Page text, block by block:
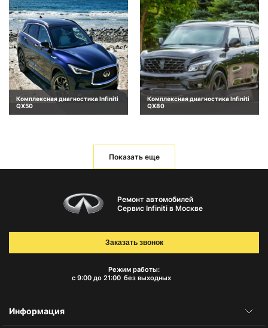
Комплексная диагностика Infiniti
QX50
Комплексная диагностика Infiniti
QX80
Показать еще
Ремонт автомобилей
Сервис Infiniti в Москве
Режим работы:
с 9:00 до 21:00 без выходных
Заказать звонок
Информация